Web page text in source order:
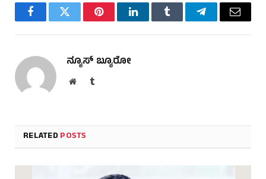
FacebookTwitter PinterestLinkedInTumblr TelegramEmail
ನ್ಯೂಸ್ ಬ್ಯೂರೋ
WebsiteTumblr
RELATEDPOSTS